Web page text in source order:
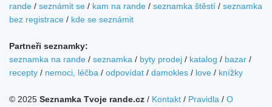
rande / seznámit se / kam na rande / seznamka štěstí / seznamka
bez registrace / kde se seznámit
Partneři seznamky:
seznamka na rande / seznamka / byty prodej / katalog / bazar /
recepty / nemoci, léčba / odpovídat / damokles / love / knížky
© 2025 Seznamka Tvoje rande.cz / Kontakt / Pravidla / O